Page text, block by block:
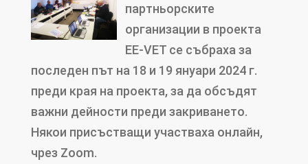
партньорските
организации в проекта
EE-VET се събраха за
последен път на 18 и 19 януари 2024 г.
преди края на проекта, за да обсъдят
важни дейности преди закриването.
Някои присъстващи участваха онлайн,
чрез Zoom.